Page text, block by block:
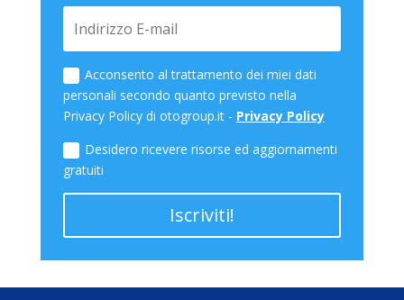
Acconsento al trattamento dei miei dati
personali secondo quanto previsto nella
Privacy Policy di otogroup.it - Privacy Policy
Desidero ricevere risorse ed aggiornamenti
gratuiti
Iscriviti!